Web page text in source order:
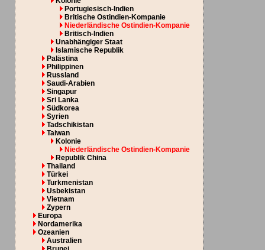
Portugiesisch-Indien
Britische Ostindien-Kompanie
Niederländische Ostindien-Kompanie
Britisch-Indien
Unabhängiger Staat
Islamische Republik
Palästina
Philippinen
Russland
Saudi-Arabien
Singapur
Sri Lanka
Südkorea
Syrien
Tadschikistan
Taiwan
Kolonie
Niederländische Ostindien-Kompanie
Republik China
Thailand
Türkei
Turkmenistan
Usbekistan
Vietnam
Zypern
Europa
Nordamerika
Ozeanien
Australien